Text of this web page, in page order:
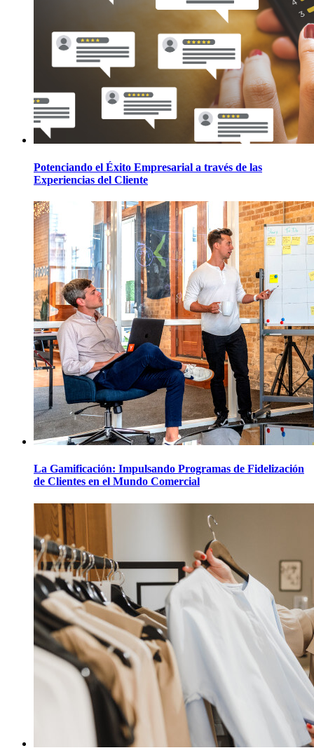
Potenciando el Éxito Empresarial a través de las
Experiencias del Cliente
La Gamificación: Impulsando Programas de Fidelización
de Clientes en el Mundo Comercial